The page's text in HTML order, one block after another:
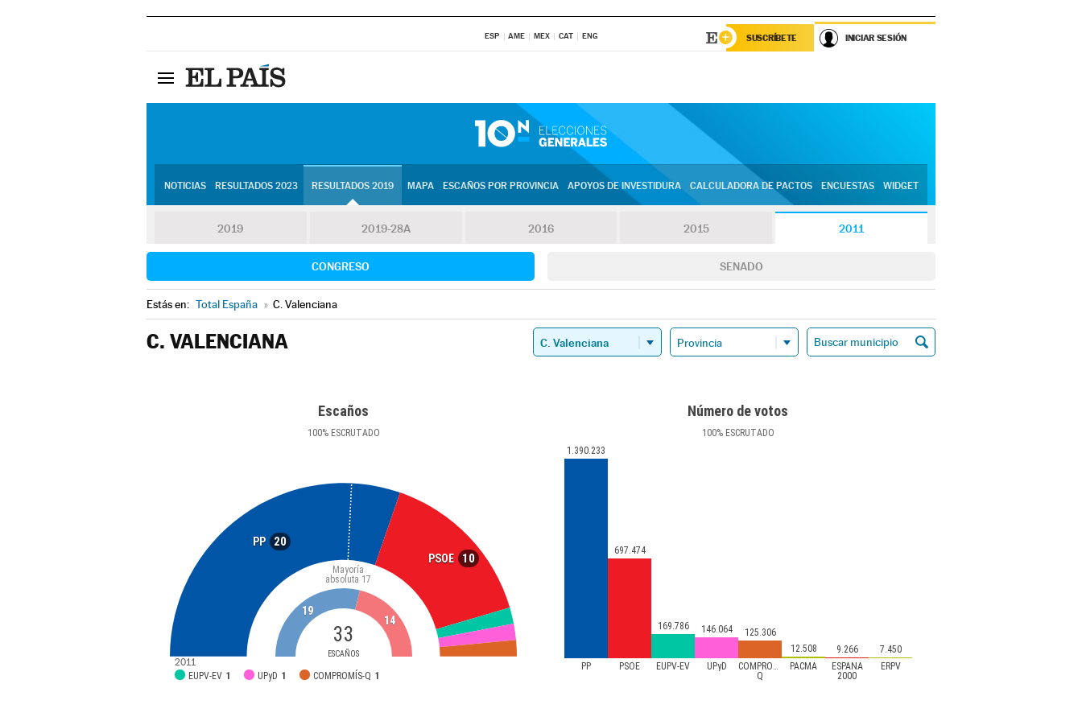
ESP AME MEX CAT ENG SUSCRÍBETE INICIAR SESIÓN
NOTICIAS RESULTADOS 2023 RESULTADOS 2019 MAPA ESCAÑOS POR PROVINCIA APOYOS DE INVESTIDURA CALCULADORA DE PACTOS ENCUESTAS WIDGET
2019 2019-28A 2016 2015 2011
CONGRESO SENADO
Estás en: Total España » C. Valenciana
C. VALENCIANA
Escaños
100%ESCRUTADO
PP 20
PSOE 10
33
ESCAÑOS
Mayoría
absoluta 17
EUPV-EV 1 UPyD 1 COMPROMÍS-Q 1
19
14
2011
Número de votos
100%ESCRUTADO
PP PSOE EUPV-EV UPyD
COMPROMÍS-
Q
PACMA
ESPAÑA
2000
ERPV
1.390.233
697.474
169.786 146.064
125.306
12.508
9.266 7.450